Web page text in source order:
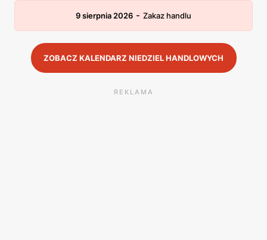
9 sierpnia 2026 - Zakaz handlu
ZOBACZ KALENDARZ NIEDZIEL HANDLOWYCH
REKLAMA